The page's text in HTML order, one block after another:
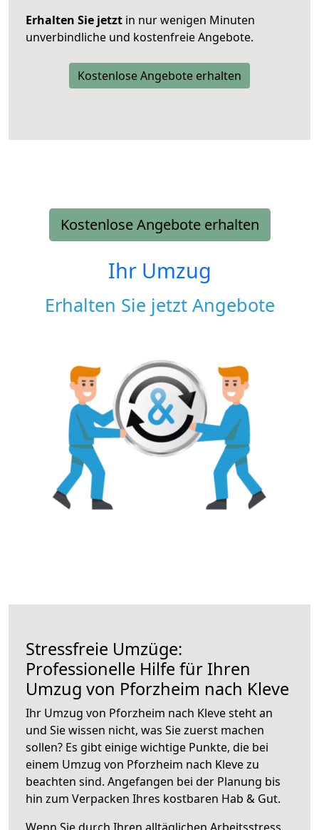
Erhalten Sie jetzt in nur wenigen Minuten
unverbindliche und kostenfreie Angebote.
Kostenlose Angebote erhalten
Kostenlose Angebote erhalten
Ihr Umzug
Erhalten Sie jetzt Angebote
Stressfreie Umzüge:
Professionelle Hilfe für Ihren
Umzug von Pforzheim nach Kleve
Ihr Umzug von Pforzheim nach Kleve steht an
und Sie wissen nicht, was Sie zuerst machen
sollen? Es gibt einige wichtige Punkte, die bei
einem Umzug von Pforzheim nach Kleve zu
beachten sind. Angefangen bei der Planung bis
hin zum Verpacken Ihres kostbaren Hab & Gut.